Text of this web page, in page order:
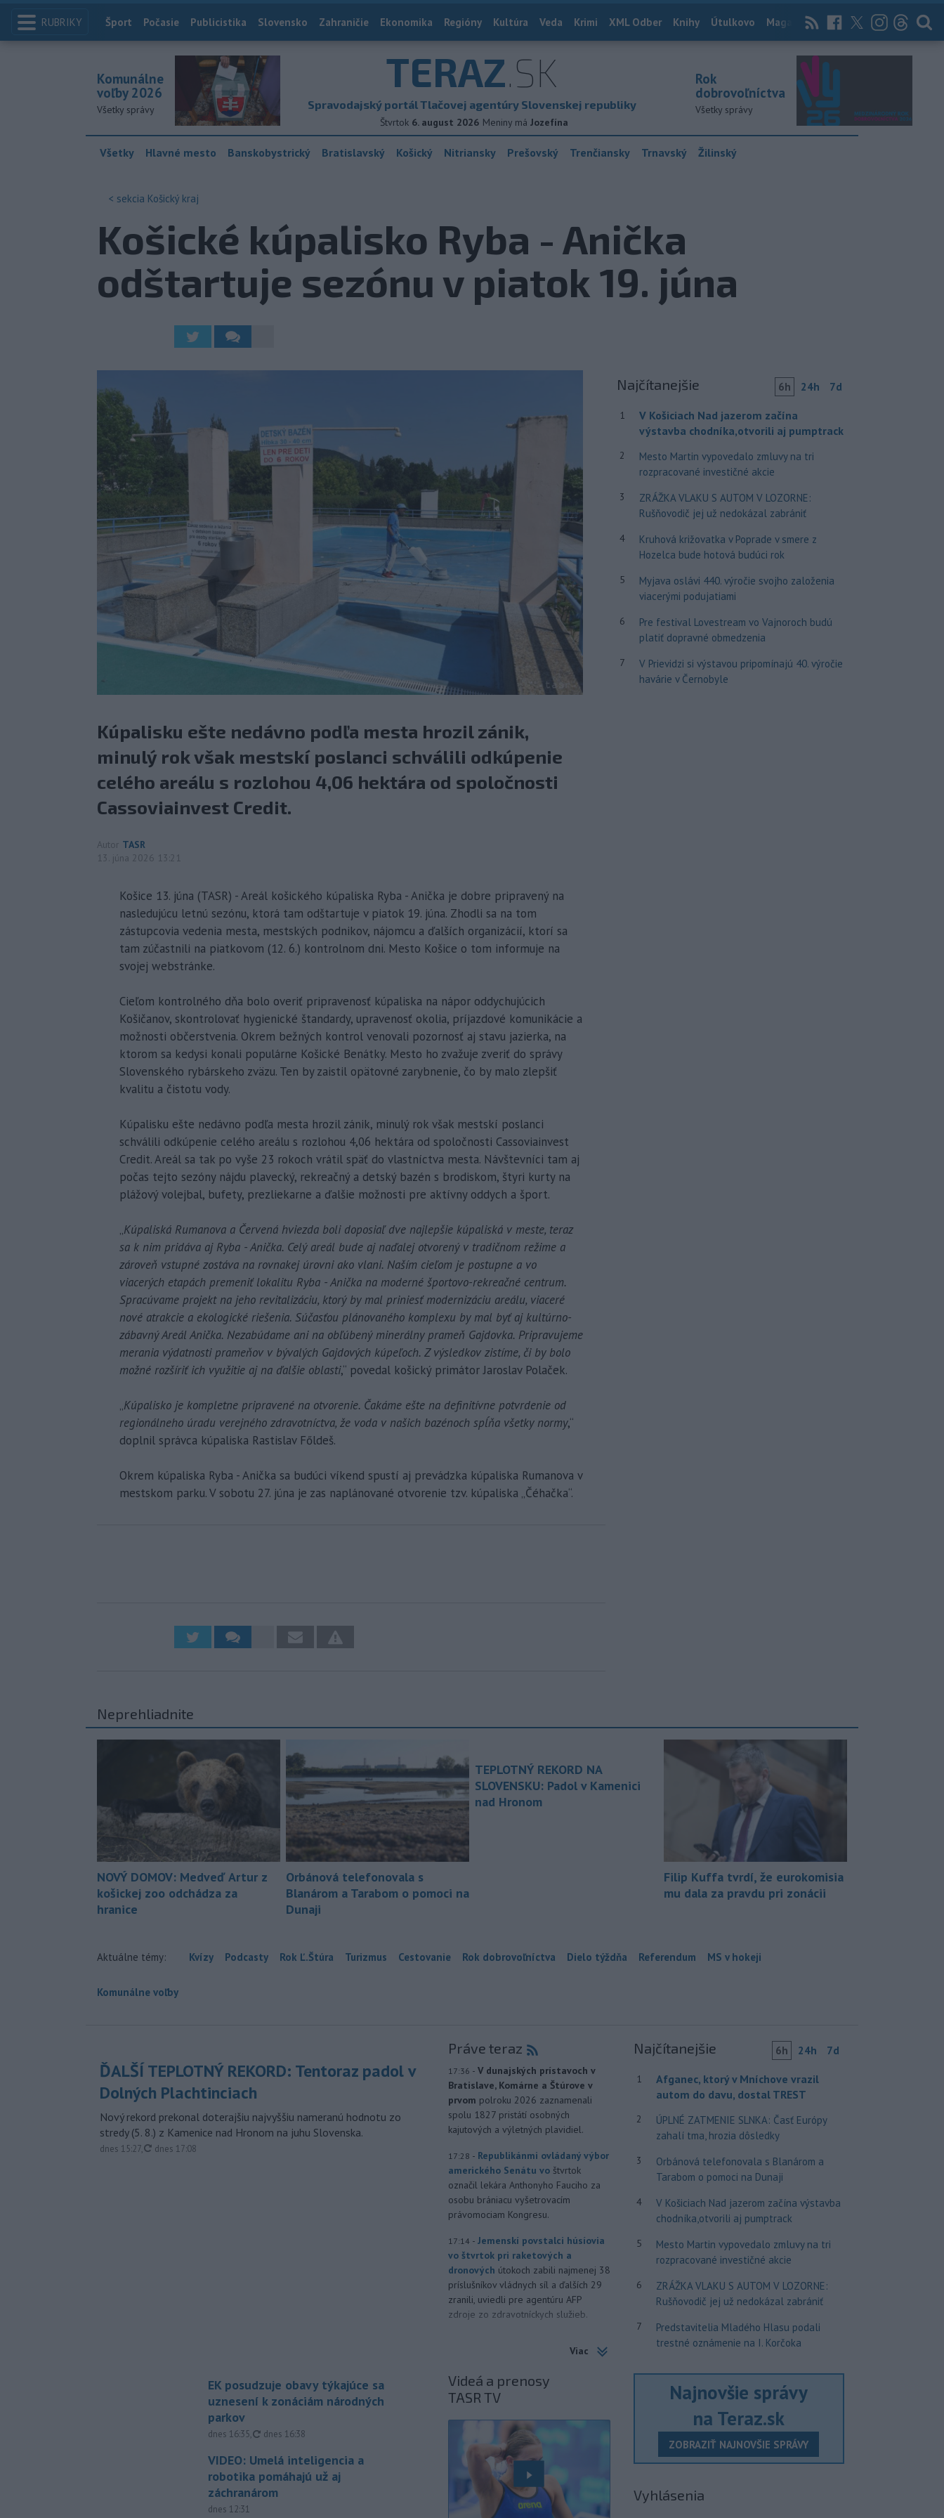
RUBRIKY Index
Šport Počasie Publicistika Slovensko Zahraničie Ekonomika Regióny Kultúra Veda Krimi XML Odber Knihy Útulkovo Magazín News Now Archív
TERAZ.SK
Spravodajský portál Tlačovej agentúry Slovenskej republiky
Štvrtok 6. august 2026 Meniny má Jozefína
Komunálne
voľby 2026
Všetky správy
Rok
dobrovoľníctva
Všetky správy
Všetky Hlavné mesto Banskobystrický Bratislavský Košický Nitriansky Prešovský Trenčiansky Trnavský Žilinský
< sekcia Košický kraj
Košické kúpalisko Ryba - Anička
odštartuje sezónu v piatok 19. júna
Kúpalisku ešte nedávno podľa mesta hrozil zánik,
minulý rok však mestskí poslanci schválili odkúpenie
celého areálu s rozlohou 4,06 hektára od spoločnosti
Cassoviainvest Credit.
Autor TASR
13. júna 2026 13:21
Košice 13. júna (TASR) - Areál košického kúpaliska Ryba - Anička je dobre pripravený na
nasledujúcu letnú sezónu, ktorá tam odštartuje v piatok 19. júna. Zhodli sa na tom
zástupcovia vedenia mesta, mestských podnikov, nájomcu a ďalších organizácií, ktorí sa
tam zúčastnili na piatkovom (12. 6.) kontrolnom dni. Mesto Košice o tom informuje na
svojej webstránke.
Cieľom kontrolného dňa bolo overiť pripravenosť kúpaliska na nápor oddychujúcich
Košičanov, skontrolovať hygienické štandardy, upravenosť okolia, príjazdové komunikácie a
možnosti občerstvenia. Okrem bežných kontrol venovali pozornosť aj stavu jazierka, na
ktorom sa kedysi konali populárne Košické Benátky. Mesto ho zvažuje zveriť do správy
Slovenského rybárskeho zväzu. Ten by zaistil opätovné zarybnenie, čo by malo zlepšiť
kvalitu a čistotu vody.
Kúpalisku ešte nedávno podľa mesta hrozil zánik, minulý rok však mestskí poslanci
schválili odkúpenie celého areálu s rozlohou 4,06 hektára od spoločnosti Cassoviainvest
Credit. Areál sa tak po vyše 23 rokoch vrátil späť do vlastníctva mesta. Návštevníci tam aj
počas tejto sezóny nájdu plavecký, rekreačný a detský bazén s brodiskom, štyri kurty na
plážový volejbal, bufety, prezliekarne a ďalšie možnosti pre aktívny oddych a šport.
„Kúpaliská Rumanova a Červená hviezda boli doposiaľ dve najlepšie kúpaliská v meste, teraz
sa k nim pridáva aj Ryba - Anička. Celý areál bude aj naďalej otvorený v tradičnom režime a
zároveň vstupné zostáva na rovnakej úrovni ako vlani. Naším cieľom je postupne a vo
viacerých etapách premeniť lokalitu Ryba - Anička na moderné športovo-rekreačné centrum.
Spracúvame projekt na jeho revitalizáciu, ktorý by mal priniesť modernizáciu areálu, viaceré
nové atrakcie a ekologické riešenia. Súčasťou plánovaného komplexu by mal byť aj kultúrno-
zábavný Areál Anička. Nezabúdame ani na obľúbený minerálny prameň Gajdovka. Pripravujeme
merania výdatnosti prameňov v bývalých Gajdových kúpeľoch. Z výsledkov zistíme, či by bolo
možné rozšíriť ich využitie aj na ďalšie oblasti,“ povedal košický primátor Jaroslav Polaček.
„Kúpalisko je kompletne pripravené na otvorenie. Čakáme ešte na definitívne potvrdenie od
regionálneho úradu verejného zdravotníctva, že voda v našich bazénoch spĺňa všetky normy,“
doplnil správca kúpaliska Rastislav Főldeš.
Okrem kúpaliska Ryba - Anička sa budúci víkend spustí aj prevádzka kúpaliska Rumanova v
mestskom parku. V sobotu 27. júna je zas naplánované otvorenie tzv. kúpaliska „Čéhačka“.
Najčítanejšie 6h 24h 7d
1
V Košiciach Nad jazerom začína
výstavba chodníka,otvorili aj pumptrack
2
Mesto Martin vypovedalo zmluvy na tri
rozpracované investičné akcie
3
ZRÁŽKA VLAKU S AUTOM V LOZORNE:
Rušňovodič jej už nedokázal zabrániť
4
Kruhová križovatka v Poprade v smere z
Hozelca bude hotová budúci rok
5
Myjava oslávi 440. výročie svojho založenia
viacerými podujatiami
6
Pre festival Lovestream vo Vajnoroch budú
platiť dopravné obmedzenia
7
V Prievidzi si výstavou pripomínajú 40. výročie
havárie v Černobyle
Neprehliadnite
NOVÝ DOMOV: Medveď Artur z
košickej zoo odchádza za
hranice
Orbánová telefonovala s
Blanárom a Tarabom o pomoci na
Dunaji
TEPLOTNÝ REKORD NA
SLOVENSKU: Padol v Kamenici
nad Hronom
Filip Kuffa tvrdí, že eurokomisia
mu dala za pravdu pri zonácii
Aktuálne témy: Kvízy Podcasty Rok Ľ.Štúra Turizmus Cestovanie Rok dobrovoľníctva Dielo týždňa Referendum MS v hokeji
Komunálne voľby
ĎALŠÍ TEPLOTNÝ REKORD: Tentoraz padol v
Dolných Plachtinciach
Nový rekord prekonal doterajšiu najvyššiu nameranú hodnotu zo
stredy (5. 8.) z Kamenice nad Hronom na juhu Slovenska.
dnes 15:27, aktualizované
dnes 17:08
EK posudzuje obavy týkajúce sa
uznesení k zonáciám národných
parkov
dnes 16:35, aktualizované
dnes 16:38
VIDEO: Umelá inteligencia a
robotika pomáhajú už aj
záchranárom
dnes 12:31
Práve teraz
17:36 - V dunajských prístavoch v
Bratislave, Komárne a Štúrove v
prvom polroku 2026 zaznamenali
spolu 1827 pristátí osobných
kajutových a výletných plavidiel.
17:28 - Republikánmi ovládaný výbor
amerického Senátu vo štvrtok
označil lekára Anthonyho Fauciho za
osobu brániacu vyšetrovacím
právomociam Kongresu.
17:14 - Jemenskí povstalci húsíovia
vo štvrtok pri raketových a
dronových útokoch zabili najmenej 38
príslušníkov vládnych síl a ďalších 29
zranili, uviedli pre agentúru AFP
zdroje zo zdravotníckych služieb.
monitoruje situáciu a posudzuje
vládnych uznesení k zonáciám
národných parkov. Zároveň posudzuje
15:44
Počas minulotýždňového
prekročenia hranice desaťtisícov
nelegálnych migrantov z Maroka do
španielskej exklávy Ceuta zomrelo
približne 100 ľudí, oznámil vo štvrtok
Viac
Videá a prenosy
TASR TV
Najčítanejšie 6h 24h 7d
1
Afganec, ktorý v Mníchove vrazil
autom do davu, dostal TREST
2
ÚPLNÉ ZATMENIE SLNKA: Časť Európy
zahalí tma, hrozia dôsledky
3
Orbánová telefonovala s Blanárom a
Tarabom o pomoci na Dunaji
4
V Košiciach Nad jazerom začína výstavba
chodníka,otvorili aj pumptrack
5
Mesto Martin vypovedalo zmluvy na tri
rozpracované investičné akcie
6
ZRÁŽKA VLAKU S AUTOM V LOZORNE:
Rušňovodič jej už nedokázal zabrániť
7
Predstavitelia Mladého Hlasu podali
trestné oznámenie na I. Korčoka
Najnovšie správy
na Teraz.sk
ZOBRAZIŤ NAJNOVŠIE SPRÁVY
Vyhlásenia